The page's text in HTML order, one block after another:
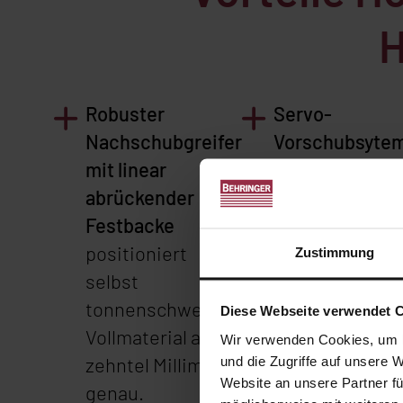
Zustimmung
Diese Webseite verwendet
Wir verwenden Cookies,
und die Zugriffe auf unsere
Website an unsere Partner
Robuster
Nachschubgreifer
mit linear
abrückender
Festbacke
positioniert
selbst
tonnenschweres
Vollmaterial auf
zehntel Millimeter
genau.
Servo-
Kugelrollspindel
und
Dadurch
sich
kürzere
Nebenzeiten